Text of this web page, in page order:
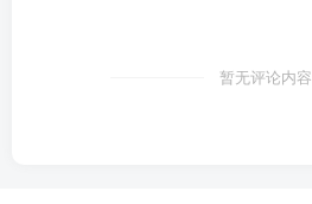
暂无评论内容